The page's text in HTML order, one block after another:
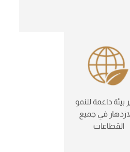
بيئة داعمة للنمو
في جميع
القطاعات